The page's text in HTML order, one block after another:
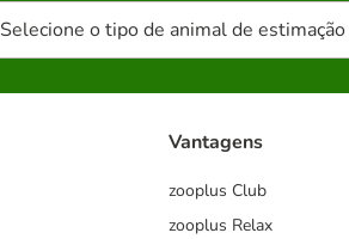
Selecione o tipo de animal de estimação
Vantagens
zooplus Club
zooplus Relax